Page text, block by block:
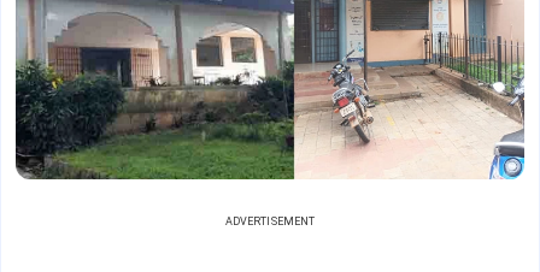
ADVERTISEMENT